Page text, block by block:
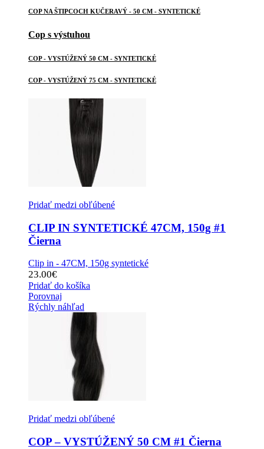
COP NA ŠTIPCOCH KUČERAVÝ - 50 CM - SYNTETICKÉ
Cop s výstuhou
COP - VYSTÚŽENÝ 50 CM - SYNTETICKÉ
COP - VYSTÚŽENÝ 75 CM - SYNTETICKÉ
Pridať medzi obľúbené
CLIP IN SYNTETICKÉ 47CM, 150g #1
Čierna
Clip in - 47CM, 150g syntetické
23.00€
Pridať do košíka
Porovnaj
Rýchly náhľad
Pridať medzi obľúbené
COP – VYSTÚŽENÝ 50 CM #1 Čierna